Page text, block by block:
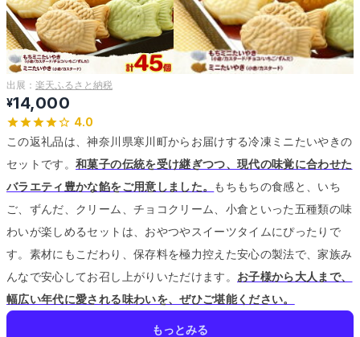
出展： 楽天ふるさと納税
¥14,000
4.0
この返礼品は、神奈川県寒川町からお届けする冷凍ミニたいやきの
セットです。和菓子の伝統を受け継ぎつつ、現代の味覚に合わせた
バラエティ豊かな餡をご用意しました。 もちもちの食感と、いち
ご、ずんだ、クリーム、チョコクリーム、小倉といった五種類の味
わいが楽しめるセットは、おやつやスイーツタイムにぴったりで
す。 素材にもこだわり、保存料を極力控えた安心の製法で、家族み
んなで安心してお召し上がりいただけます。 お子様から大人まで、
幅広い年代に愛される味わいを、ぜひご堪能ください。
もっとみる